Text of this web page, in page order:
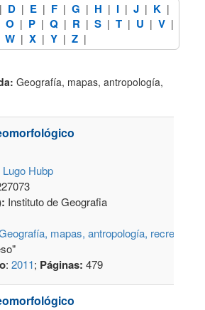
| D | E | F | G | H | I | J | K |
O | P | Q | R | S | T | U | V |
W | X | Y | Z |
Geografía, mapas, antropología,
Hubp
Instituto de Geografia
mapas, antropología, recreación
: 2011; Páginas: 479